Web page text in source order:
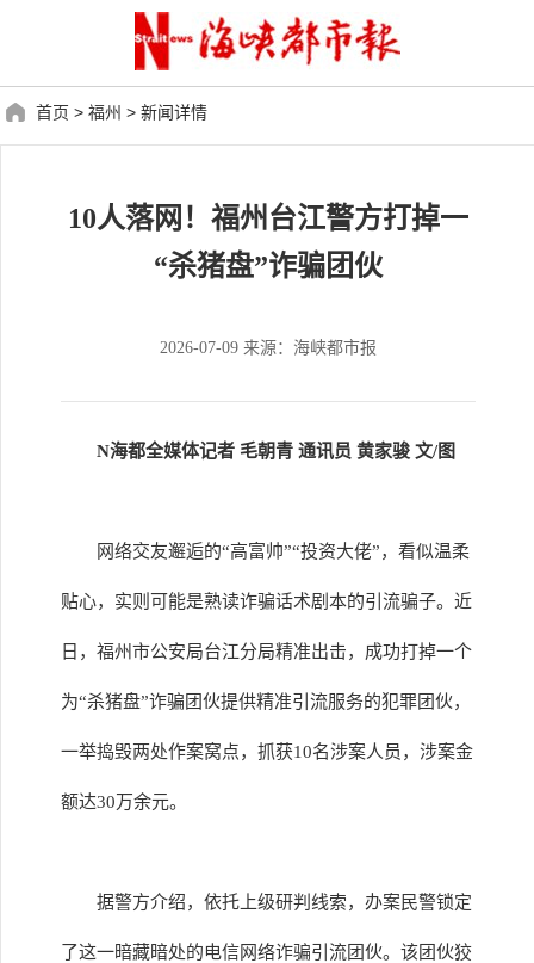
首页 > 福州 > 新闻详情
10人落网！福州台江警方打掉一
“杀猪盘”诈骗团伙
2026-07-09 来源：海峡都市报
N海都全媒体记者 毛朝青 通讯员 黄家骏 文/图
网络交友邂逅的“高富帅”“投资大佬”，看似温柔
贴心，实则可能是熟读诈骗话术剧本的引流骗子。近
日，福州市公安局台江分局精准出击，成功打掉一个
为“杀猪盘”诈骗团伙提供精准引流服务的犯罪团伙，
一举捣毁两处作案窝点，抓获10名涉案人员，涉案金
额达30万余元。
据警方介绍，依托上级研判线索，办案民警锁定
了这一暗藏暗处的电信网络诈骗引流团伙。该团伙狡